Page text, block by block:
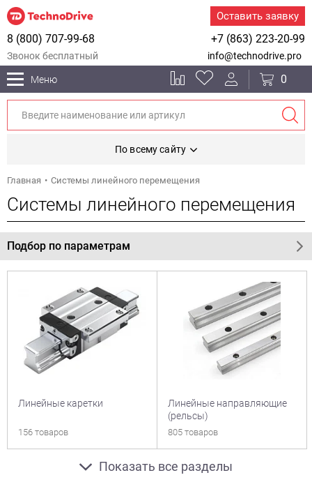
Оставить заявку
+7 (863) 223-20-99
8 (800) 707-99-68
Звонок бесплатный info@technodrive.pro
Меню 0
По всему сайту
Главная Системы линейного перемещения
Системы линейного перемещения
Подбор по параметрам
Линейные каретки
156 товаров
Линейные направляющие
(рельсы)
805 товаров
Показать все разделы